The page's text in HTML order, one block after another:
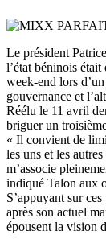
Le président
l’état béninois
week-end lors
gouvernance et
Réélu le 11 avril
briguer un
« Il convient de
les uns et les
m’associe
indiqué Talon aux
S’appuyant sur
après son actuel
épousent la vision